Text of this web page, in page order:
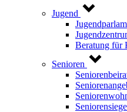
Jugend
Beratung für
Senioren